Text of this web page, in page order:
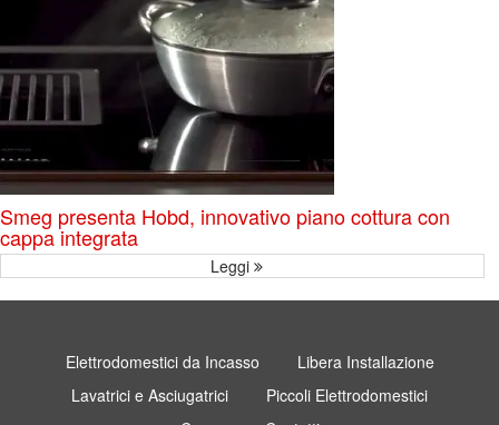
Smeg presenta Hobd, innovativo piano cottura con
cappa integrata
Leggi
Elettrodomestici da Incasso
Libera Installazione
Lavatrici e Asciugatrici
Piccoli Elettrodomestici